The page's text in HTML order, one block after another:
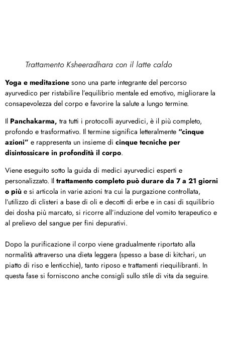
Trattamento Ksheeradhara con il latte caldo
Yoga e meditazione sono una parte integrante del percorso
ayurvedico per ristabilire l’equilibrio mentale ed emotivo, migliorare la
consapevolezza del corpo e favorire la salute a lungo termine.
Il Panchakarma, tra tutti i protocolli ayurvedici, è il più completo,
profondo e trasformativo. Il termine significa letteralmente “cinque
azioni” e rappresenta un insieme di cinque tecniche per
disintossicare in profondità il corpo.
Viene eseguito sotto la guida di medici ayurvedici esperti e
personalizzato. Il trattamento completo può durare da 7 a 21 giorni
o più e si articola in varie azioni tra cui la purgazione controllata,
l’utilizzo di clisteri a base di oli e decotti di erbe e in casi di squilibrio
dei dosha più marcato, si ricorre all’induzione del vomito terapeutico e
al prelievo del sangue per fini depurativi.
Dopo la purificazione il corpo viene gradualmente riportato alla
normalità attraverso una dieta leggera (spesso a base di kitchari, un
piatto di riso e lenticchie), tanto riposo e trattamenti riequilibranti. In
questa fase si forniscono anche consigli sullo stile di vita da seguire.